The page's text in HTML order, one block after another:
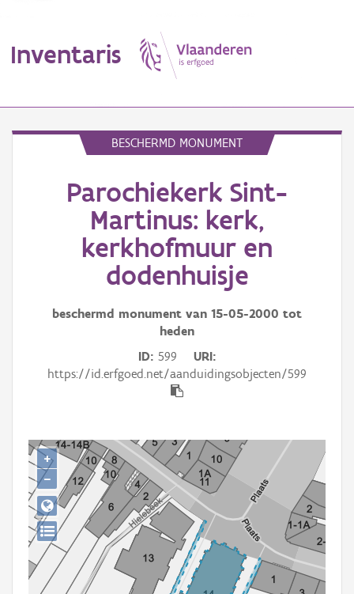
Inventaris
Erfgoedobject
Aanduidingsobject
Aanmelden
BESCHERMD MONUMENT
Parochiekerk Sint-
Martinus: kerk,
kerkhofmuur en
dodenhuisje
beschermd monument van 15-05-2000 tot
heden
ID 599
URI
https://id.erfgoed.net/aanduidingsobjecten/599
+
−